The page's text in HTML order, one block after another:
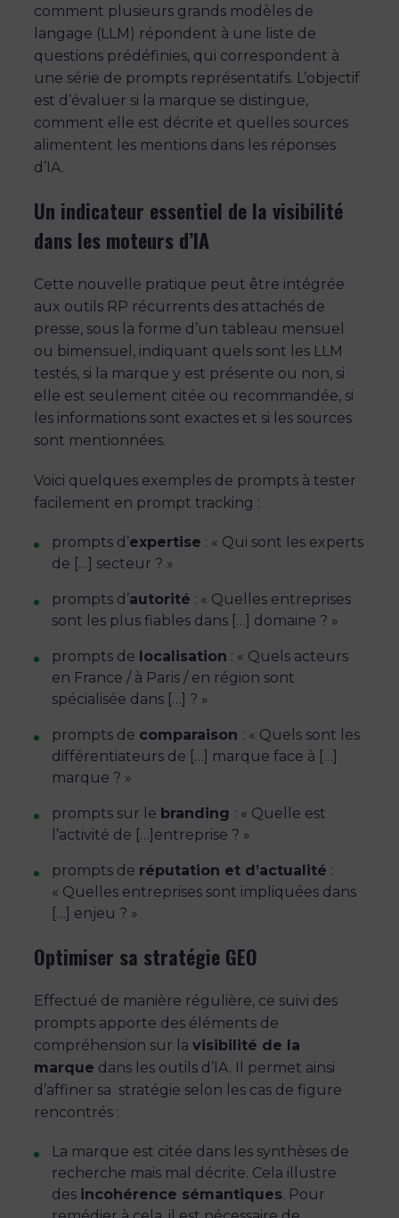
comment plusieurs grands modèles de
langage (LLM) répondent à une liste de
questions prédéfinies, qui correspondent à
une série de prompts représentatifs. L’objectif
est d’évaluer si la marque se distingue,
comment elle est décrite et quelles sources
alimentent les mentions dans les réponses
d’IA.
Un indicateur essentiel de la visibilité
dans les moteurs d’IA
Cette nouvelle pratique peut être intégrée
aux outils RP récurrents des attachés de
presse, sous la forme d’un tableau mensuel
ou bimensuel, indiquant quels sont les LLM
testés, si la marque y est présente ou non, si
elle est seulement citée ou recommandée, si
les informations sont exactes et si les sources
sont mentionnées.
Voici quelques exemples de prompts à tester
facilement en prompt tracking :
prompts d’expertise : « Qui sont les experts
de […] secteur ? »
prompts d’autorité : « Quelles entreprises
sont les plus fiables dans […] domaine ? »
prompts de localisation : « Quels acteurs
en France / à Paris / en région sont
spécialisée dans […] ? »
prompts de comparaison : « Quels sont les
différentiateurs de […] marque face à […]
marque ? »
prompts sur le branding : « Quelle est
l’activité de […]entreprise ? »
prompts de réputation et d’actualité :
« Quelles entreprises sont impliquées dans
[…] enjeu ? »
Optimiser sa stratégie GEO
Effectué de manière régulière, ce suivi des
prompts apporte des éléments de
compréhension sur lavisibilité de la
marque dans les outils d’IA. Il permet ainsi
d’affiner sa stratégie selon les cas de figure
rencontrés :
La marque est citée dans les synthèses de
recherche mais mal décrite. Cela illustre
des incohérence sémantiques. Pour